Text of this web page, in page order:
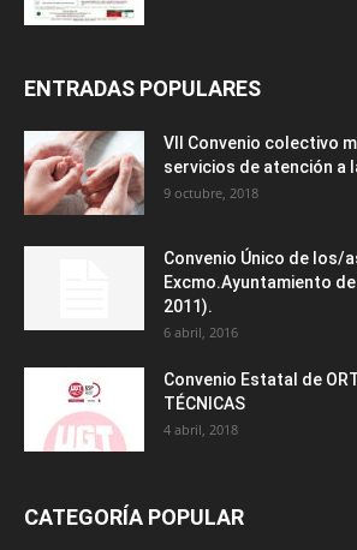
ENTRADAS POPULARES
VII Convenio colectivo
servicios de atención a
9 octubre, 2018
Convenio Único de los/
Excmo.Ayuntamiento
2011).
6 abril, 2016
Convenio Estatal de
TÉCNICAS
4 abril, 2018
CATEGORÍA POPULAR